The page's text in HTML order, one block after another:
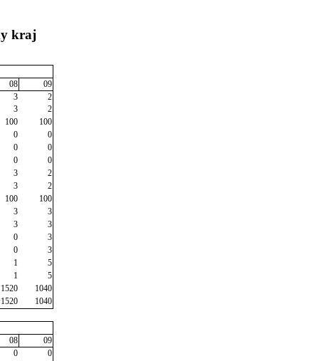
kraj
08
09
3
2
3
2
100
100
0
0
0
0
0
0
3
2
3
2
100
100
3
3
3
3
0
3
0
3
1
5
1
5
1520
1040
1520
1040
08
09
0
0